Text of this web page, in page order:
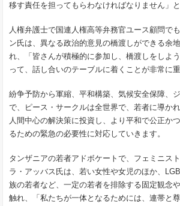
移す責任を担ってもらわなければなりません」と
人権弁護士で国連人権高等弁務官ユース顧問で
ン氏は、異なる政治的意見の橋渡しができる余
れ、「皆さんが積極的に参加し、橋渡しをしよ
って、話し合いのテーブルに着くことが非常に
紛争予防から軍縮、平和構築、気候安全保障、
で、ピース・サークルは全世界で、若者に導か
人間中心の解決策に投資し、より平和で公正か
るための緊急の必要性に対応していきます。
タンザニアの若者アドボケートで、フェミニス
ラ・アッバス氏は、若い女性や女児のほか、
族の若者など、一定の若者を排除する固定観念
触れ、「私たちが一体となるためには、連帯と